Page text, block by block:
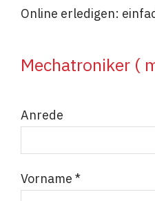
Online erledigen:
Mechatroniker (
Anrede
Vorname *